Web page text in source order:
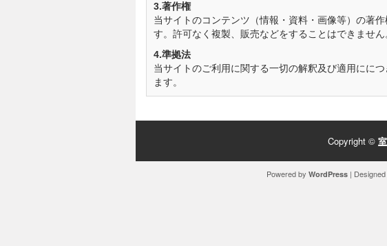
3.著作権
当サイトのコンテンツ（情報・資料・画像等）の著
す。許可なく複製、販売などをすることはできません
4.準拠法
当サイトのご利用に関する一切の解釈及び適用にに
ます。
Copyright ©
Powered by WordPress |